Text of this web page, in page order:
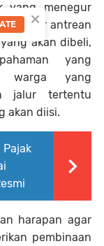
yang menegur
jalur antrean
akan dibeli,
yang
warga yang
jalur tertentu
akan diisi.
Pajak
harapan agar
pembinaan
×